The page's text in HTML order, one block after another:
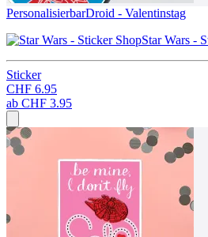
PersonalisierbarDroid - Valentinstag
Star Wars -
Sticker
CHF 6.95
ab CHF 3.95